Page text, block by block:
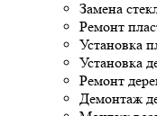
Замена
Ремонт
Установка
Установка
Ремонт
Демонтаж